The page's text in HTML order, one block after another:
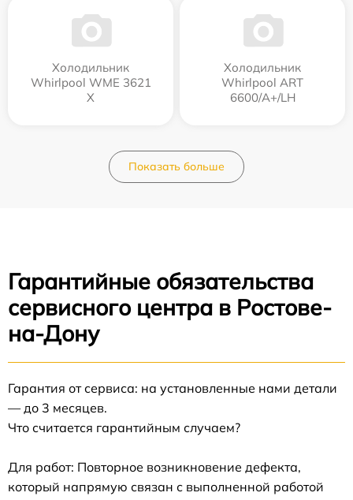
Холодильник
Whirlpool WME 3621
X
Холодильник
Whirlpool ART
6600/A+/LH
Показать больше
Гарантийные обязательства
сервисного центра в Ростове-
на-Дону
Гарантия от сервиса: на установленные нами детали
— до 3 месяцев.
Что считается гарантийным случаем?
Для работ: Повторное возникновение дефекта,
который напрямую связан с выполненной работой